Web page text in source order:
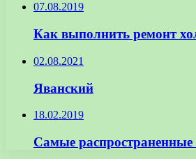
07.08.2019
Как выполнить ремонт
02.08.2021
Яванский
18.02.2019
Самые